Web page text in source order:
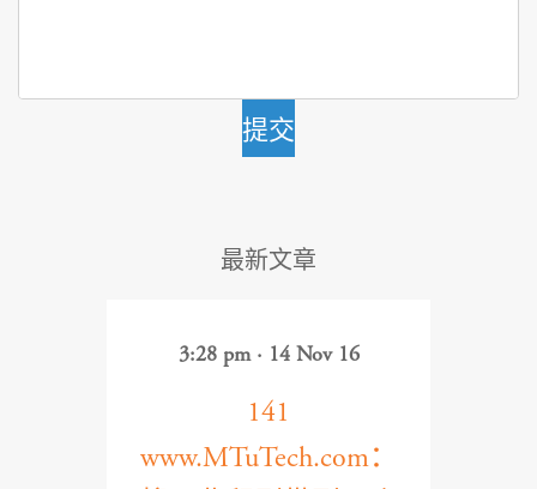
提交
最新文章
3:28 pm · 14 Nov 16
141
www.MTuTech.com：